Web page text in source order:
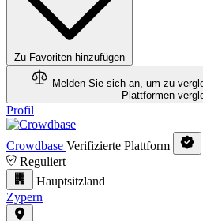
Zu Favoriten hinzufügen
Melden Sie sich an, um zu
Plattformen
Profil
Crowdbase Verifizierte Plattform
Reguliert
Hauptsitzland
Zypern